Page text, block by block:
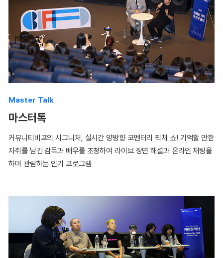
Master Talk
마스터톡
커뮤니티비프의 시그니처, 실시간 양방향 코멘터리 픽처 쇼! 기억할 만한
자취를 남긴 감독과 배우를 초청하여 라이브 장면 해설과 온라인 채팅을
하며 관람하는 인기 프로그램